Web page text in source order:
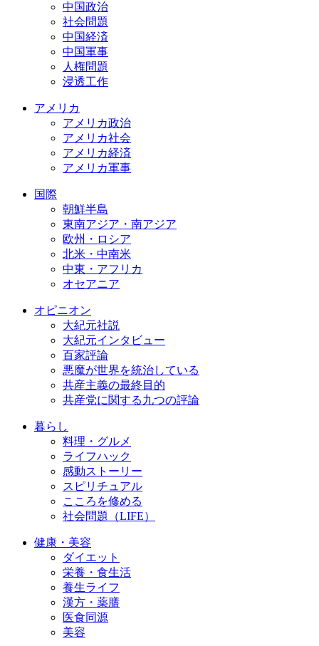
中国政治
社会問題
中国経済
中国軍事
人権問題
浸透工作
アメリカ
アメリカ政治
アメリカ社会
アメリカ経済
アメリカ軍事
国際
朝鮮半島
東南アジア・南アジア
欧州・ロシア
北米・中南米
中東・アフリカ
オセアニア
オピニオン
大紀元社説
大紀元インタビュー
百家評論
悪魔が世界を統治している
共産主義の最終目的
共産党に関する九つの評論
暮らし
料理・グルメ
ライフハック
感動ストーリー
スピリチュアル
こころを修める
社会問題（LIFE）
健康・美容
ダイエット
栄養・食生活
養生ライフ
漢方・薬膳
医食同源
美容